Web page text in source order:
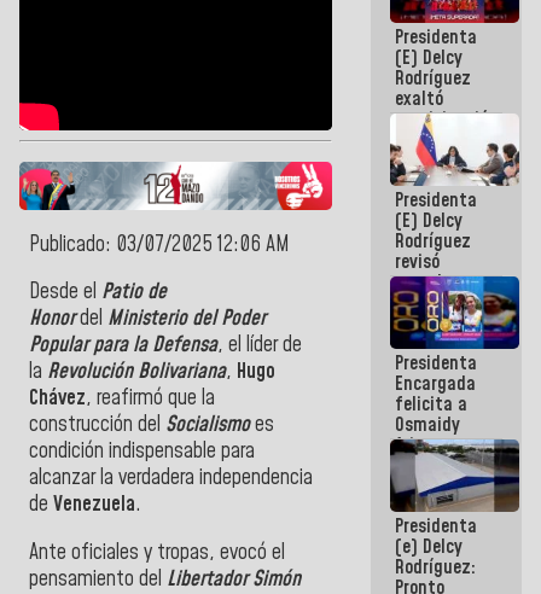
Publicado: 03/07/2025 12:06 AM
Desde el Patio de
Honordel Ministerio del Poder
Popular para la Defensa, el líder de
la Revolución Bolivariana, Hugo
Chávez, reafirmó que la
construcción del Socialismoes
condición indispensable para
alcanzar la verdadera independencia
de Venezuela.
Ante oficiales y tropas, evocó el
pensamiento del Libertador Simón
campeona
de la Copa
Panamericana
Sub-17
Presidenta
(E) Delcy
Rodríguez
exaltó
participación
de
Venezuela
en Juegos
Centroamericanos
y del Caribe
2026
Presidenta
(E) Delcy
Rodríguez
revisó
agenda
económica y
ejecución de
fondos de
emergencia
post-sismos
Presidenta
Encargada
felicita a
Osmaidy
Arias y
Giraly
Marcano por
hacer
historia en
los
Centroamericanos
Presidenta
(e) Delcy
Rodríguez:
Pronto